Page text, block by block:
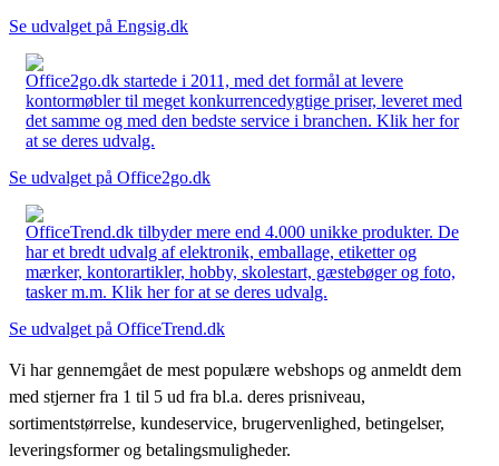
Se udvalget på Engsig.dk
Office2go.dk startede i 2011, med det formål at levere
kontormøbler til meget konkurrencedygtige priser, leveret med
det samme og med den bedste service i branchen. Klik her for
at se deres udvalg.
Se udvalget på Office2go.dk
OfficeTrend.dk tilbyder mere end 4.000 unikke produkter. De
har et bredt udvalg af elektronik, emballage, etiketter og
mærker, kontorartikler, hobby, skolestart, gæstebøger og foto,
tasker m.m. Klik her for at se deres udvalg.
Se udvalget på OfficeTrend.dk
Vi har gennemgået de mest populære webshops og anmeldt dem
med stjerner fra 1 til 5 ud fra bl.a. deres prisniveau,
sortimentstørrelse, kundeservice, brugervenlighed, betingelser,
leveringsformer og betalingsmuligheder.